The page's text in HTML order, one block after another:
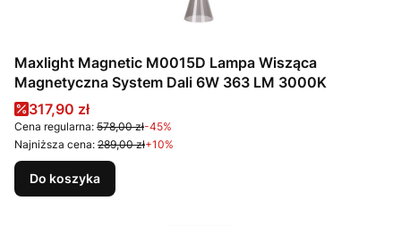
Maxlight Magnetic M0015D Lampa Wisząca
Magnetyczna System Dali 6W 363 LM 3000K
Cena promocyjna
317,90 zł
Cena regularna: 578,00 zł-45%
Najniższa cena: 289,00 zł+10%
Do koszyka